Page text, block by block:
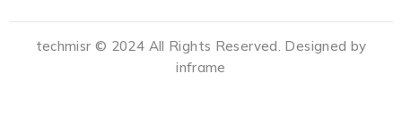
techmisr © 2024 All Rights Reserved. Designed by
inframe